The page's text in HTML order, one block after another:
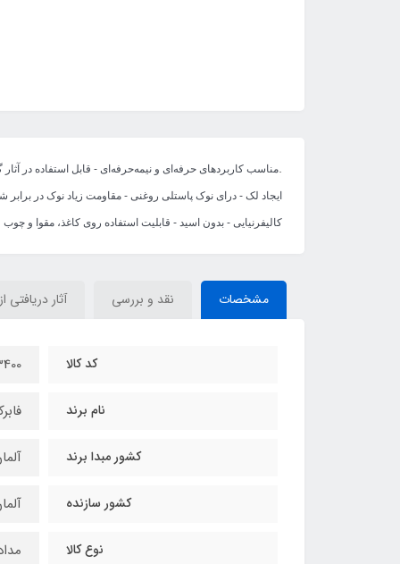
.مناسب کاربردهای حرفه‌ای و نیمه‌حرفه‌ای - قابل استفاده در
کالیفرنیایی - بدون اسید - قابلیت استفاده روی کاغذ، مقوا و چوب
مشخصات نقد و بررسی آثار دریافتی
کد کالا
نام برند
کشور مبدا برند
کشور سازنده
نوع کالا